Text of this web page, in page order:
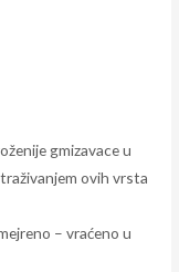
gmizavace u
ovih vrsta
– vraćeno u